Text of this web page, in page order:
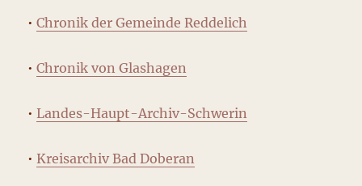
•Chronik der Gemeinde Reddelich
•Chronik von Glashagen
• Landes-Haupt-Archiv-Schwerin
•Kreisarchiv Bad Doberan